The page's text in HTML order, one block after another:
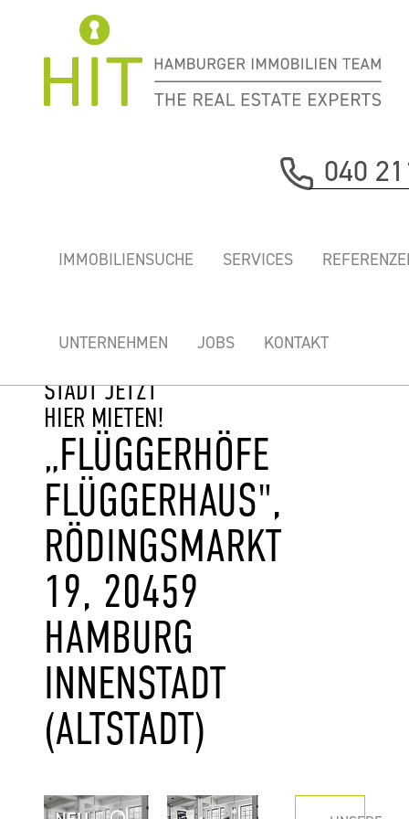
040
IMMOBILIENSUCHE SERVICES
UNTERNEHMEN JOBS KONTAKT
„FLÜGGERHÖFE
NEUBAUBÜROS
STADT JETZT
HIER MIETEN!
„FLÜGGERHÖFE
FLÜGGERHAUS",
RÖDINGSMARKT
19, 20459
HAMBURG
INNENSTADT
(ALTSTADT)